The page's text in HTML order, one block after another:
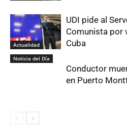
Actualidad
UDI pide al
Comunista por
Cuba
Noticia del Día
Conductor
en Puerto